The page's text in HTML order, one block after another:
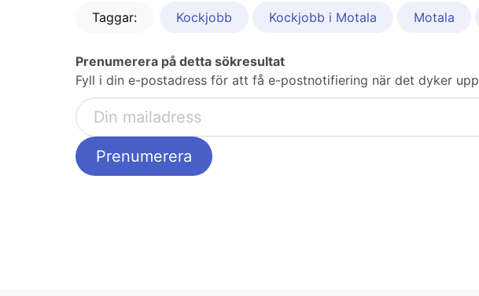
Taggar: Kockjobb Kockjobb i Motala Motala
Prenumerera på detta sökresultat
Fyll i din e-postadress för att få e-postnotifiering när det dyker